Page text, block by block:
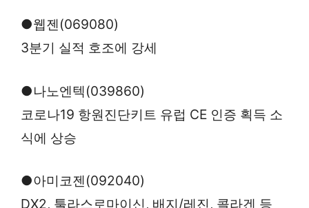
●웹젠(069080)
3분기 실적 호조에 강세
●나노엔텍(039860)
코로나19 항원진단키트 유럽 CE 인증 획득 소
식에 상승
●아미코젠(092040)
DX2, 툴라스로마이신, 배지/레진, 콜라겐 등